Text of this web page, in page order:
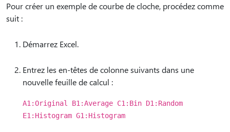
Pour créer un exemple de courbe de cloche, procédez comme
suit :
Démarrez Excel.
Entrez les en-têtes de colonne suivants dans une
nouvelle feuille de calcul :
A1:Original B1:Average C1:Bin D1:Random
E1:Histogram G1:Histogram